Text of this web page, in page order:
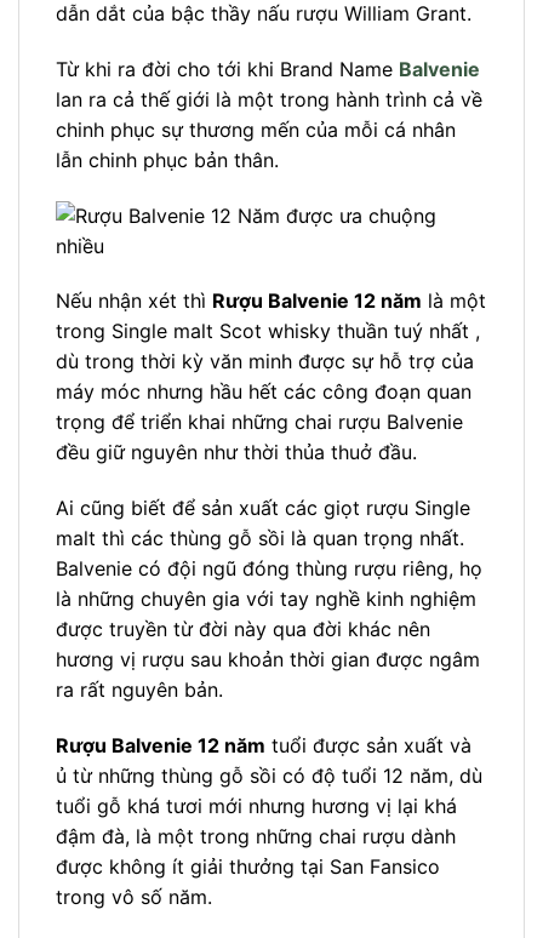
dẫn dắt của bậc thầy nấu rượu William Grant.
Từ khi ra đời cho tới khi Brand Name Balvenie
lan ra cả thế giới là một trong hành trình cả về
chinh phục sự thương mến của mỗi cá nhân
lẫn chinh phục bản thân.
Nếu nhận xét thì Rượu Balvenie 12 năm là một
trong Single malt Scot whisky thuần tuý nhất ,
dù trong thời kỳ văn minh được sự hỗ trợ của
máy móc nhưng hầu hết các công đoạn quan
trọng để triển khai những chai rượu Balvenie
đều giữ nguyên như thời thủa thuở đầu.
Ai cũng biết để sản xuất các giọt rượu Single
malt thì các thùng gỗ sồi là quan trọng nhất.
Balvenie có đội ngũ đóng thùng rượu riêng, họ
là những chuyên gia với tay nghề kinh nghiệm
được truyền từ đời này qua đời khác nên
hương vị rượu sau khoản thời gian được ngâm
ra rất nguyên bản.
Rượu Balvenie 12 năm tuổi được sản xuất và
ủ từ những thùng gỗ sồi có độ tuổi 12 năm, dù
tuổi gỗ khá tươi mới nhưng hương vị lại khá
đậm đà, là một trong những chai rượu dành
được không ít giải thưởng tại San Fansico
trong vô số năm.